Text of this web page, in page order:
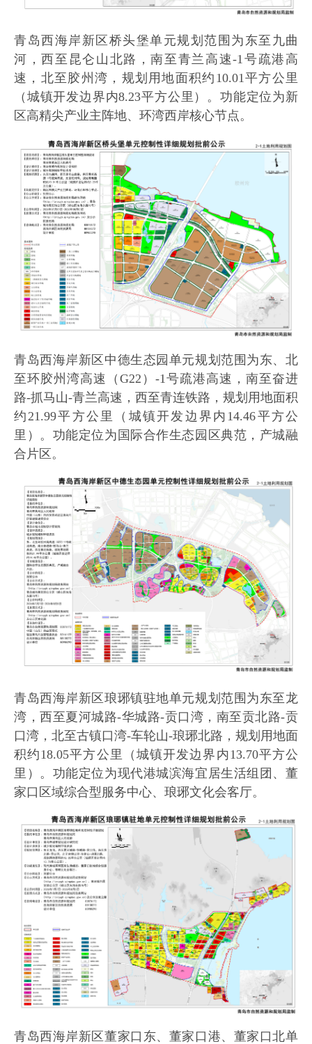
青岛西海岸新区桥头堡单元规划范围为东至九曲
河，西至昆仑山北路，南至青兰高速-1号疏港高
速，北至胶州湾，规划用地面积约10.01平方公里
（城镇开发边界内8.23平方公里）。功能定位为新
区高精尖产业主阵地、环湾西岸核心节点。
青岛西海岸新区中德生态园单元规划范围为东、北
至环胶州湾高速（G22）-1号疏港高速，南至奋进
路-抓马山-青兰高速，西至青连铁路，规划用地面积
约21.99平方公里（城镇开发边界内14.46平方公
里）。功能定位为国际合作生态园区典范，产城融
合片区。
青岛西海岸新区琅琊镇驻地单元规划范围为东至龙
湾，西至夏河城路-华城路-贡口湾，南至贡北路-贡
口湾，北至古镇口湾-车轮山-琅琊北路，规划用地面
积约18.05平方公里（城镇开发边界内13.70平方公
里）。功能定位为现代港城滨海宜居生活组团、董
家口区域综合型服务中心、琅琊文化会客厅。
青岛西海岸新区董家口东、董家口港、董家口北单